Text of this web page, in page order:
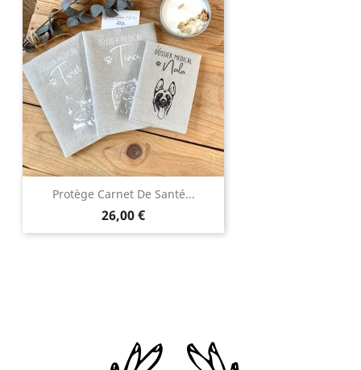
Protège Carnet De Santé...
Prix
26,00 €